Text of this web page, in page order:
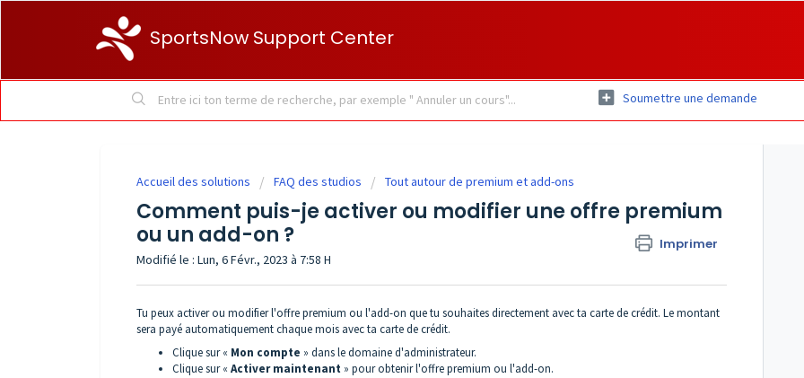
SportsNow Support Center
Soumettre une demande
Accueil des solutions FAQ des studios Tout autour de premium et add-ons
Comment puis-je activer ou modifier une offre premium
ou un add-on ?
Imprimer
Modifié le : Lun, 6 Févr., 2023 à 7:58 H
Tu peux activer ou modifier l'offre premium ou l'add-on que tu souhaites directement avec ta carte de crédit. Le montant
sera payé automatiquement chaque mois avec ta carte de crédit.
Clique sur « Mon compte » dans le domaine d'administrateur.
Clique sur « Activer maintenant » pour obtenir l'offre premium ou l'add-on.